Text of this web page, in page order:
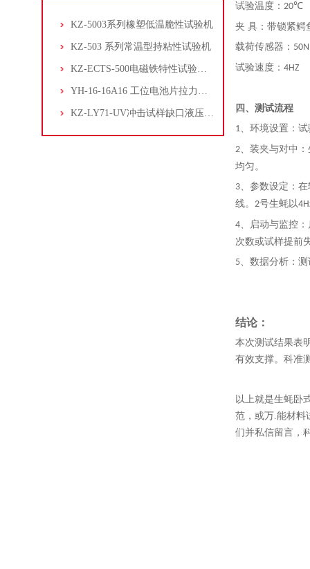
KZ-5003系列橡塑低温脆性试验机
KZ-503 系列常温型持粘性试验机
KZ-ECTS-500电磁铁特性试验系统
YH-16-16A16 工位电池片拉力试验机
KZ-LY71-UV冲击试样缺口液压拉床
试验温度： 20℃
夹 具：带锁紧鳄
载荷传感器： 50N
试验速度： 4HZ
四、测试流程
1、环境设置：
2、装夹与对中
均匀。
3、参数设定：
线。 2号生蚝以
4、启动与监控
次数或试样提前
5、数据分析：
结论：
本次测试结果表
有效支撑。科准
以上就是生蚝卧
范，或万.能材料
们并私信留言，